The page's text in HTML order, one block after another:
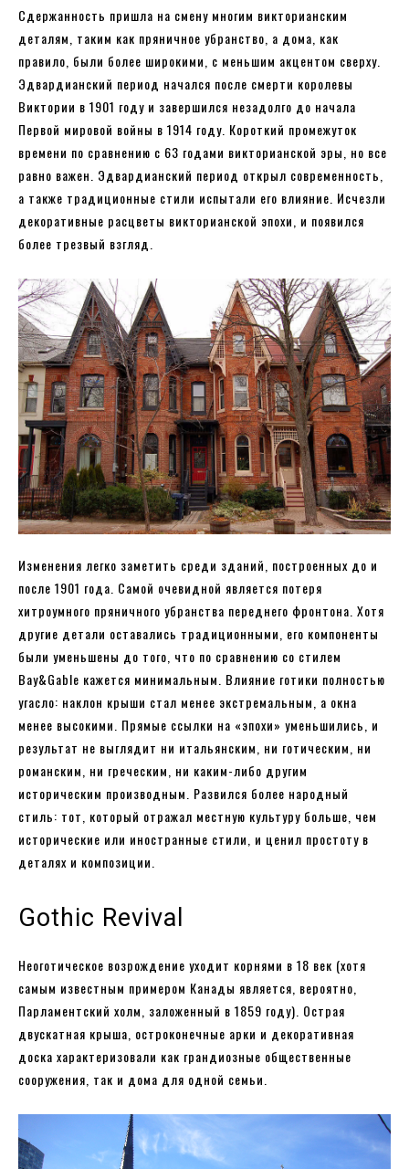
Сдержанность пришла на смену многим викторианским
деталям, таким как пряничное убранство, а дома, как
правило, были более широкими, с меньшим акцентом сверху.
Эдвардианский период начался после смерти королевы
Виктории в 1901 году и завершился незадолго до начала
Первой мировой войны в 1914 году. Короткий промежуток
времени по сравнению с 63 годами викторианской эры, но все
равно важен. Эдвардианский период открыл современность,
а также традиционные стили испытали его влияние. Исчезли
декоративные расцветы викторианской эпохи, и появился
более трезвый взгляд.
Изменения легко заметить среди зданий, построенных до и
после 1901 года. Самой очевидной является потеря
хитроумного пряничного убранства переднего фронтона. Хотя
другие детали оставались традиционными, его компоненты
были уменьшены до того, что по сравнению со стилем
Bay&Gable кажется минимальным. Влияние готики полностью
угасло: наклон крыши стал менее экстремальным, а окна
менее высокими. Прямые ссылки на «эпохи» уменьшились, и
результат не выглядит ни итальянским, ни готическим, ни
романским, ни греческим, ни каким-либо другим
историческим производным. Развился более народный
стиль: тот, который отражал местную культуру больше, чем
исторические или иностранные стили, и ценил простоту в
деталях и композиции.
Gothic Revival
Неоготическое возрождение уходит корнями в 18 век (хотя
самым известным примером Канады является, вероятно,
Парламентский холм, заложенный в 1859 году). Острая
двускатная крыша, остроконечные арки и декоративная
доска характеризовали как грандиозные общественные
сооружения, так и дома для одной семьи.